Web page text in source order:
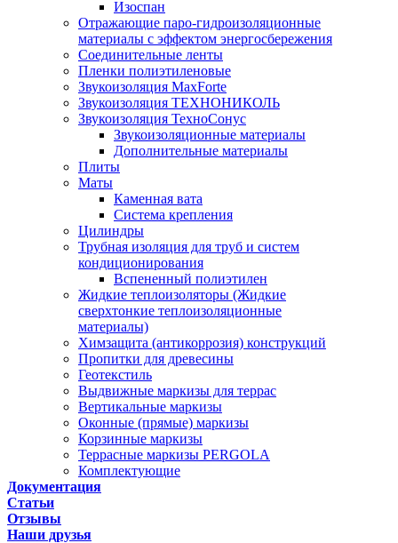
Изоспан
Отражающие паро-гидроизоляционные
материалы с эффектом энергосбережения
Соединительные ленты
Пленки полиэтиленовые
Звукоизоляция MaxForte
Звукоизоляция ТЕХНОНИКОЛЬ
Звукоизоляция ТехноСонус
Звукоизоляционные материалы
Дополнительные материалы
Плиты
Маты
Каменная вата
Система крепления
Цилиндры
Трубная изоляция для труб и систем
кондиционирования
Вспененный полиэтилен
Жидкие теплоизоляторы (Жидкие
сверхтонкие теплоизоляционные
материалы)
Химзащита (антикоррозия) конструкций
Пропитки для древесины
Геотекстиль
Выдвижные маркизы для террас
Вертикальные маркизы
Оконные (прямые) маркизы
Корзинные маркизы
Террасные маркизы PERGOLA
Комплектующие
Документация
Статьи
Отзывы
Наши друзья